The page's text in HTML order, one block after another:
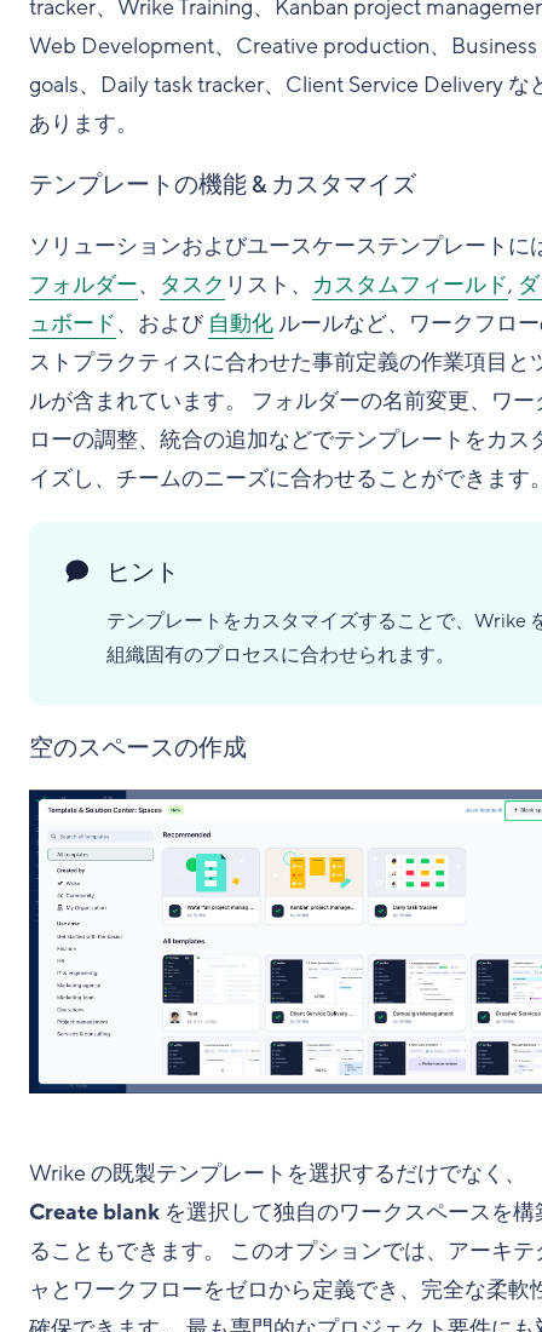
tracker、Wrike Training、Kanban project
Web Development、Creative production、Business
goals、Daily task tracker、Client Service Delivery な
あります。
テンプレートの機能 & カスタマイズ
ソリューションおよびユースケーステンプレートに
フォルダー、 タスク リスト、 カスタムフィールド,
ュボード、および 自動化ルールなど、ワークフロ
ストプラクティスに合わせた事前定義の作業項目と
ルが含まれています。 フォルダーの名前変更、ワー
ローの調整、統合の追加などでテンプレートをカス
イズし、チームのニーズに合わせることができます
ヒント
テンプレートをカスタマイズすることで、Wrike
組織固有のプロセスに合わせられます。
空のスペースの作成
Wrike の既製テンプレートを選択するだけでなく、
Create blank を選択して独自のワークスペースを構
ることもできます。 このオプションでは、アーキテ
ャとワークフローをゼロから定義でき、完全な柔軟